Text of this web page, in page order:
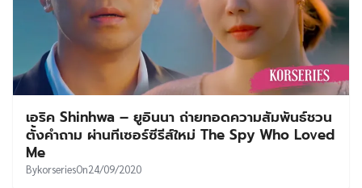
เอริค Shinhwa – ยูอินนา ถ่ายทอดความสัมพันธ์ชวน
ตั้งคำถาม ผ่านทีเซอร์ซีรีส์ใหม่ The Spy Who Loved
Me
BykorseriesOn24/09/2020